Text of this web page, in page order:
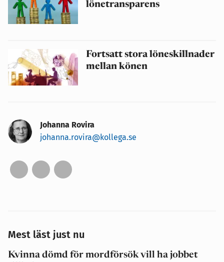
lönetransparens
Fortsatt stora löneskillnader
mellan könen
Johanna Rovira
johanna.rovira@kollega.se
Mest läst just nu
Kvinna dömd för mordförsök vill ha jobbet